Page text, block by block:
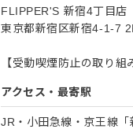
FLIPPER'S 新宿4丁目店
東京都新宿区新宿4-1-7
【受動喫煙防止の取り組
アクセス・最寄駅
JR・小田急線・京王線